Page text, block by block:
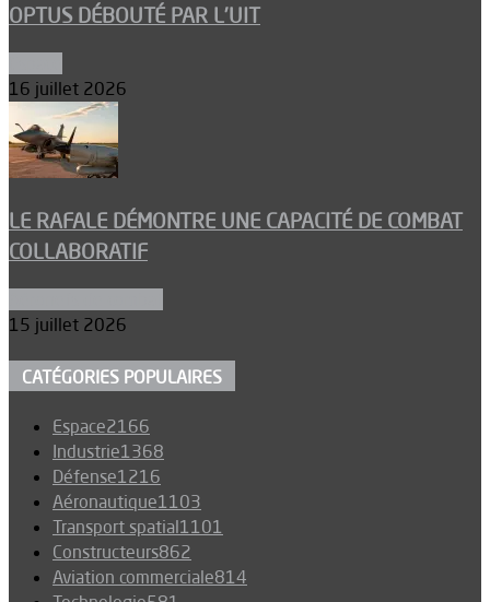
OPTUS DÉBOUTÉ PAR L’UIT
16 juillet 2026
LE RAFALE DÉMONTRE UNE CAPACITÉ DE COMBAT
COLLABORATIF
15 juillet 2026
CATÉGORIES POPULAIRES
Espace2166
Industrie1368
Défense1216
Aéronautique1103
Transport spatial1101
Constructeurs862
Aviation commerciale814